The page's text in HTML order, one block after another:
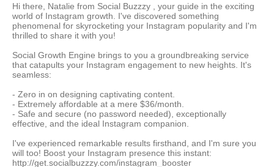
Hi there, Natalie from Social Buzzzy , your guide in the exciting
world of Instagram growth. I've discovered something
phenomenal for skyrocketing your Instagram popularity and I'm
thrilled to share it with you!
Social Growth Engine brings to you a groundbreaking service
that catapults your Instagram engagement to new heights. It's
seamless:
- Zero in on designing captivating content.
- Extremely affordable at a mere $36/month.
- Safe and secure (no password needed), exceptionally
effective, and the ideal Instagram companion.
I've experienced remarkable results firsthand, and I'm sure you
will too! Boost your Instagram presence this instant:
http://get.socialbuzzzy.com/instagram_booster